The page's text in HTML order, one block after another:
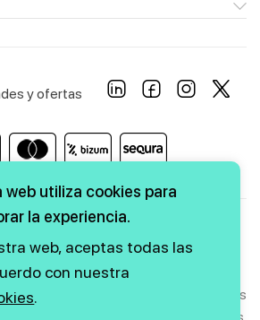
y ofertas
Política de Cookies Aviso Legal
© 2026 firstmarkt. Todos los derechos
web utiliza cookies para
la experiencia.
web, aceptas todas las
con nuestra
.